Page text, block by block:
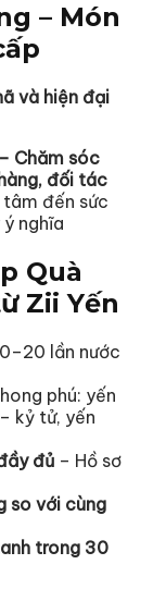
– Món
và hiện đại
Chăm sóc
đối tác
đến sức
nghĩa
Quà
Zii Yến
lần nước
phú: yến
kỷ tử, yến
đủ – Hồ sơ
so với cùng
trong 30